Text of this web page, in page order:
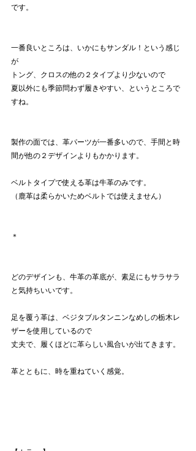
です。
一番良いところは、いかにもサンダル！という感じ
が
トング、クロスの他の２タイプより少ないので
夏以外にも季節問わず履きやすい、というところで
すね。
製作の面では、革パーツが一番多いので、手間と時
間が他の２デザインよりもかかります。
ベルトタイプで使える革は牛革のみです。
（鹿革は柔らかいためベルトでは使えません）
＊
どのデザインも、牛革の革底が、素足にもサラサラ
と気持ちいいです。
足を覆う革は、ベジタブルタンニンなめしの栃木レ
ザーを使用しているので
丈夫で、履くほどに革らしい風合いが出てきます。
革とともに、時を重ねていく感覚。